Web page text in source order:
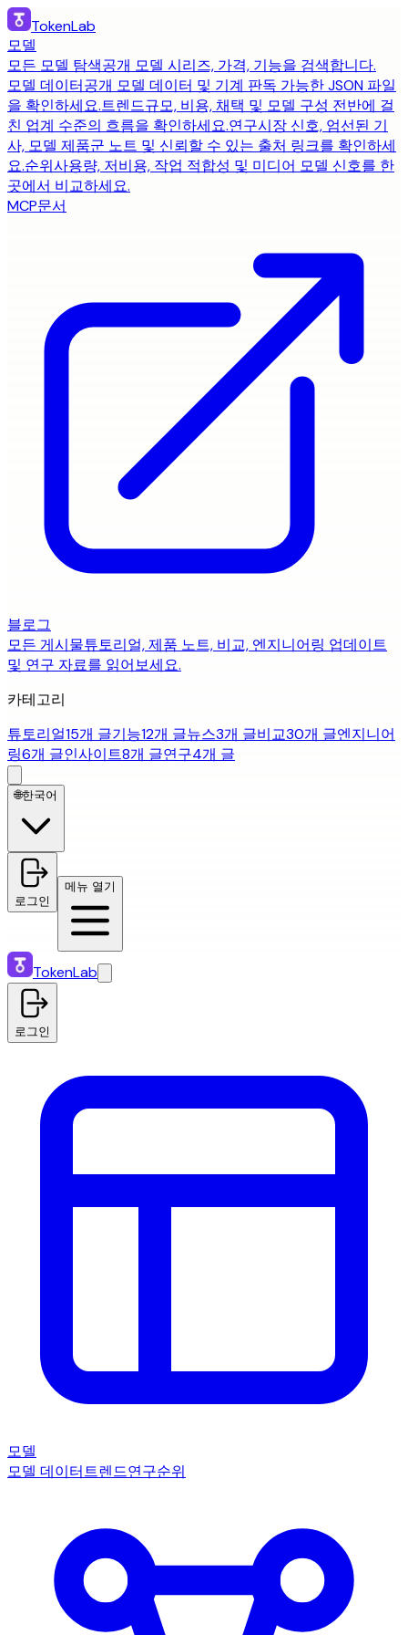
TokenLab
모델
모든 모델 탐색공개 모델 시리즈, 가격, 기능을 검색합니다.
모델 데이터공개 모델 데이터 및 기계 판독 가능한 JSON 파일
을 확인하세요.트렌드규모, 비용, 채택 및 모델 구성 전반에 걸
친 업계 수준의 흐름을 확인하세요.연구시장 신호, 엄선된 기
사, 모델 제품군 노트 및 신뢰할 수 있는 출처 링크를 확인하세
요.순위사용량, 저비용, 작업 적합성 및 미디어 모델 신호를 한
곳에서 비교하세요.
MCP문서
블로그
모든 게시물튜토리얼, 제품 노트, 비교, 엔지니어링 업데이트
및 연구 자료를 읽어보세요.
카테고리
튜토리얼15개 글기능12개 글뉴스3개 글비교30개 글엔지니어
링6개 글인사이트8개 글연구4개 글
🌐한국어
로그인
메뉴 열기
TokenLab
로그인
모델
모델 데이터트렌드연구순위